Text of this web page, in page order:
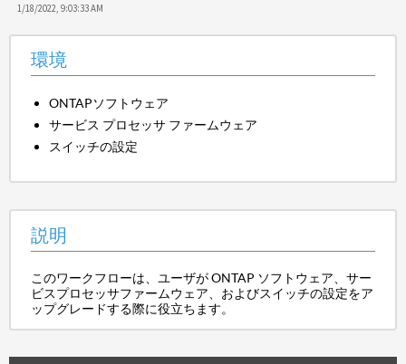
1/18/2022, 9:03:33 AM
環境
ONTAPソフトウェア
サービス プロセッサ ファームウェア
スイッチの設定
説明
このワークフローは、ユーザが ONTAP ソフトウェア、サー
ビスプロセッサファームウェア、およびスイッチの設定をア
ップグレードする際に役立ちます。